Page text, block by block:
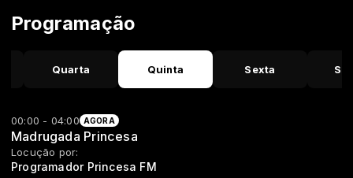
Programação
Quarta Quinta Sexta
00:00 - 04:00 AGORA
Madrugada Princesa
Locução por:
Programador Princesa FM